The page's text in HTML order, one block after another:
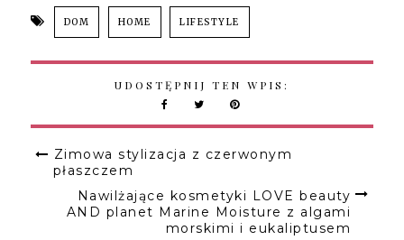
DOM HOME LIFESTYLE
UDOSTĘPNIJ TEN WPIS:
Zimowa stylizacja z czerwonym
płaszczem
Nawilżające kosmetyki LOVE beauty
AND planet Marine Moisture z algami
morskimi i eukaliptusem